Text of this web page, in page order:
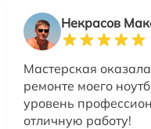
Некрасов
Мастерская
ремонте моего
уровень
отличную работу!